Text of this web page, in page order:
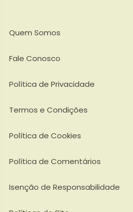
Quem Somos
Fale Conosco
Política de Privacidade
Termos e Condições
Política de Cookies
Política de Comentários
Isenção de Responsabilidade